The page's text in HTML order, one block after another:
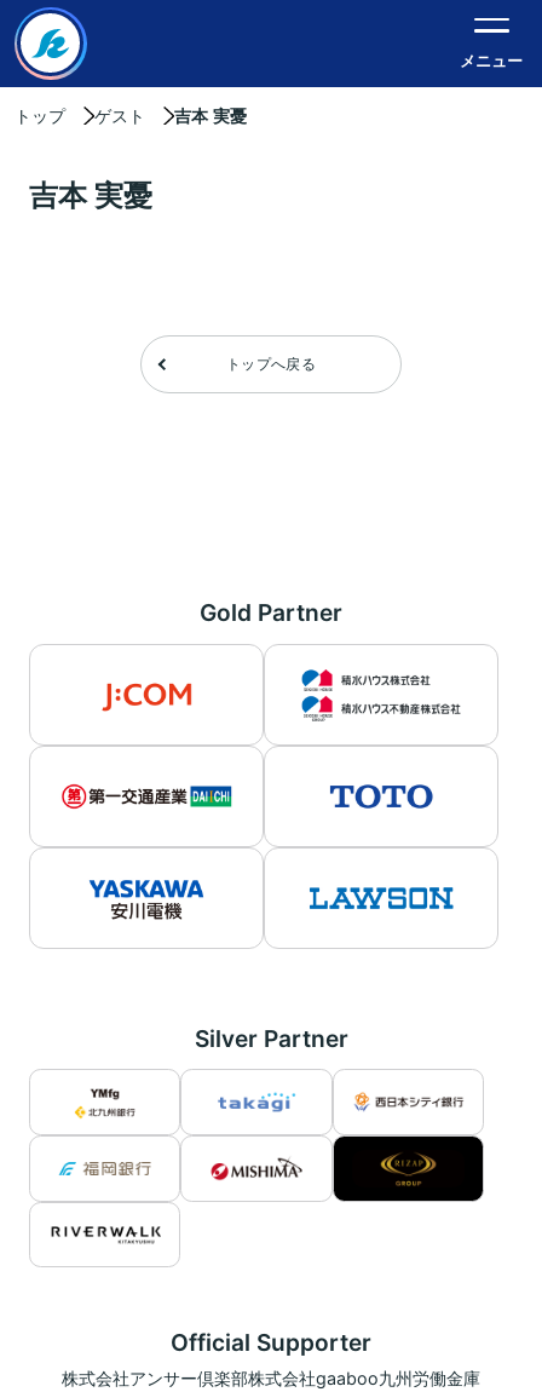
メニュー
トップ ゲスト 吉本 実憂
吉本 実憂
トップへ戻る
Gold Partner
Silver Partner
Official Supporter
株式会社アンサー倶楽部株式会社gaaboo九州労働金庫